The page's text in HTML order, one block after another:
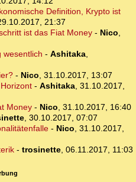
Definition, Krypto ist
21:37
ist das Fiat Money- Nico,
wesentlich - Ashitaka,
- Nico, 31.10.2017, 13:07
- Ashitaka, 31.10.2017,
Money- Nico, 31.10.2017, 16:40
, 30.10.2017, 07:07
- Nico, 31.10.2017,
- trosinette, 06.11.2017, 11:03